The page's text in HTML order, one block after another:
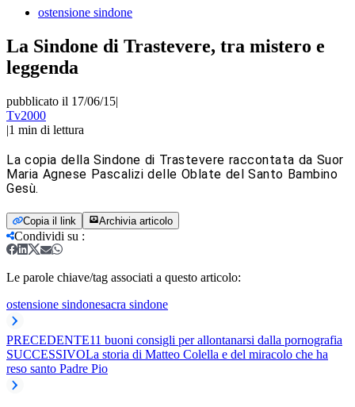
ostensione sindone
La Sindone di Trastevere, tra mistero e
leggenda
pubblicato il 17/06/15|
Tv2000
|1 min di lettura
La copia della Sindone di Trastevere raccontata da Suor
Maria Agnese Pascalizi delle Oblate del Santo Bambino
Gesù.
Copia il link Archivia articolo
Condividi su :
Le parole chiave/tag associati a questo articolo:
ostensione sindonesacra sindone
PRECEDENTE11 buoni consigli per allontanarsi dalla pornografia
SUCCESSIVOLa storia di Matteo Colella e del miracolo che ha
reso santo Padre Pio